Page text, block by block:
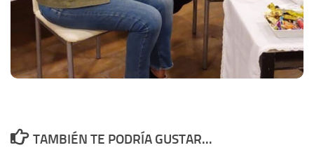
TAMBIÉN TE PODRÍA GUSTAR...